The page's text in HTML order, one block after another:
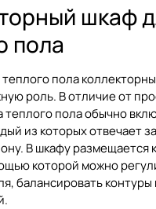
шкаф
пола
пола
роль. В отличие от
теплого пола обычно
из которых отвечает
В шкафу размещается
которой можно
балансировать контуры